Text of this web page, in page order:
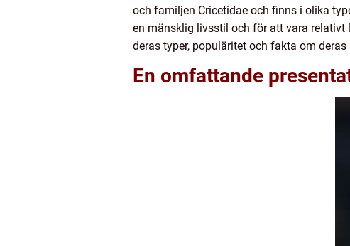
och familjen Cricetidae och finns i olika
en mänsklig livsstil och för att vara
deras typer, populäritet och fakta om deras
En omfattande